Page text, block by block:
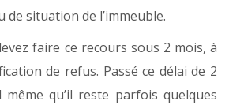
situation de l’immeuble.
faire ce recours sous 2 mois, à
de refus. Passé ce délai de 2
qu’il reste parfois quelques